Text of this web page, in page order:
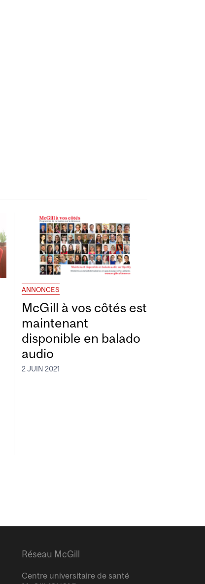
ANNONCES
McGill à vos côtés est
maintenant
disponible en balado
audio
2 JUIN 2021
Réseau McGill
Centre universitaire de santé